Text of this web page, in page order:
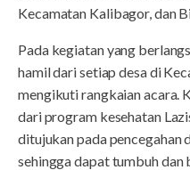
Kecamatan Kalibagor, dan
Pada kegiatan yang
hamil dari setiap desa di
mengikuti rangkaian acara.
dari program kesehatan
ditujukan pada pencegahan
sehingga dapat tumbuh